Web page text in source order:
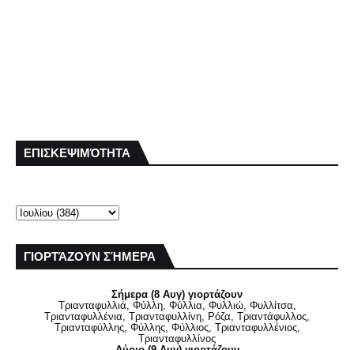
ΕΠΙΣΚΕΨΙΜΌΤΗΤΑ
ΓΙΟΡΤΆΖΟΥΝ ΣΉΜΕΡΑ
Σήμερα (8 Αυγ) γιορτάζουν
Τριανταφυλλιά, Φύλλη, Φύλλια, Φυλλιώ, Φυλλίτσα,
Τριανταφυλλένια, Τριανταφυλλίνη, Ρόζα, Τριαντάφυλλος,
Τριανταφύλλης, Φύλλης, Φύλλιος, Τριανταφυλλένιος,
Τριανταφυλλίνος